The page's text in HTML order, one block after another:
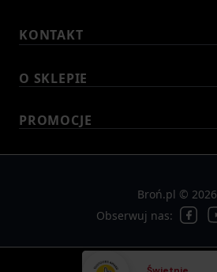
KONTAKT
O SKLEPIE
PROMOCJE
Broń.pl © 2026
Obserwuj nas: